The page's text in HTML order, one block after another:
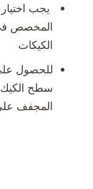
يجب
المخصص
الكيكات
للحصول
سطح
المجفف